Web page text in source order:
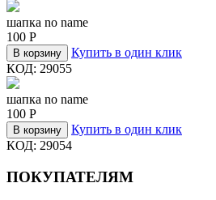
шапка no name
100 Р
В корзину
Купить в один клик
КОД: 29055
шапка no name
100 Р
В корзину
Купить в один клик
КОД: 29054
ПОКУПАТЕЛЯМ